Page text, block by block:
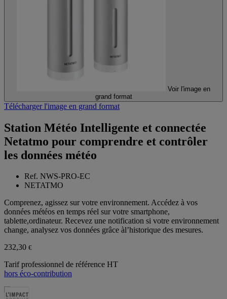
Voir l'image en
grand format
Télécharger l'image en grand format
Station Météo Intelligente et connectée
Netatmo pour comprendre et contrôler
les données météo
Ref. NWS-PRO-EC
NETATMO
Comprenez, agissez sur votre environnement. Accédez à vos
données météos en temps réel sur votre smartphone,
tablette,ordinateur. Recevez une notification si votre environnement
change, analysez vos données grâce àl’historique des mesures.
232,30 €
Tarif professionnel de référence HT
hors éco-contribution